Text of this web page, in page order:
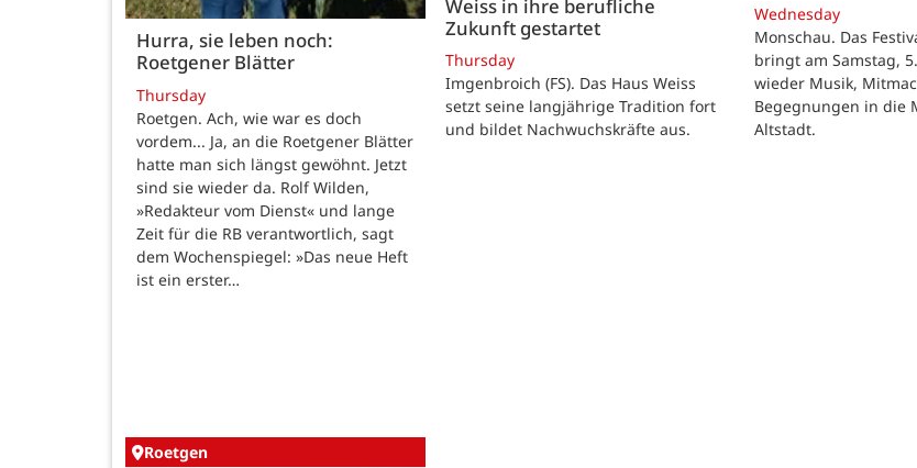
Hurra, sie leben noch:
Roetgener Blätter
Thursday
Roetgen. Ach, wie war es doch
vordem... Ja, an die Roetgener Blätter
hatte man sich längst gewöhnt. Jetzt
sind sie wieder da. Rolf Wilden,
»Redakteur vom Dienst« und lange
Zeit für die RB verantwortlich, sagt
dem Wochenspiegel: »Das neue Heft
ist ein erster…
Weiss in ihre berufliche
Zukunft gestartet
Thursday
Imgenbroich (FS). Das Haus Weiss
setzt seine langjährige Tradition fort
und bildet Nachwuchskräfte aus.
Wednesday
Monschau. Das
bringt am Samstag,
wieder Musik,
Begegnungen in die
Altstadt.
Roetgen